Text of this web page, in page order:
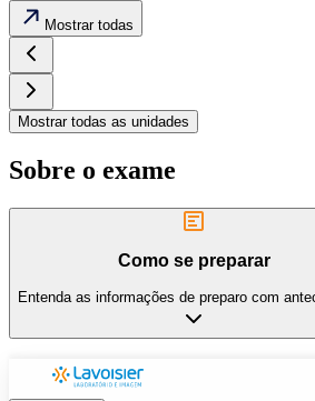
Mostrar todas
Mostrar todas as unidades
Sobre o exame
Como se preparar
Entenda as informações de preparo com